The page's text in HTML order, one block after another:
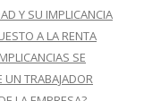
Y SU IMPLICANCIA
A LA RENTA
SE
UN TRABAJADOR